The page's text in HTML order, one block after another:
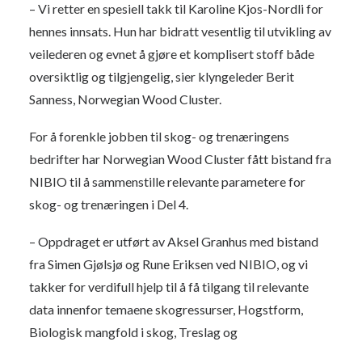
– Vi retter en spesiell takk til Karoline Kjos-Nordli for
hennes innsats. Hun har bidratt vesentlig til utvikling av
veilederen og evnet å gjøre et komplisert stoff både
oversiktlig og tilgjengelig, sier klyngeleder Berit
Sanness, Norwegian Wood Cluster.
For å forenkle jobben til skog- og trenæringens
bedrifter har Norwegian Wood Cluster fått bistand fra
NIBIO til å sammenstille relevante parametere for
skog- og trenæringen i Del 4.
– Oppdraget er utført av Aksel Granhus med bistand
fra Simen Gjølsjø og Rune Eriksen ved NIBIO, og vi
takker for verdifull hjelp til å få tilgang til relevante
data innenfor temaene skogressurser, Hogstform,
Biologisk mangfold i skog, Treslag og